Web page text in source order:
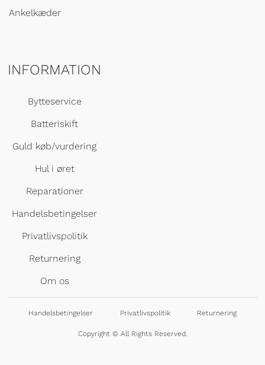
Ankelkæder
INFORMATION
Bytteservice
Batteriskift
Guld køb/vurdering
Hul i øret
Reparationer
Handelsbetingelser
Privatlivspolitik
Returnering
Om os
Copyright © All Rights Reserved.
Handelsbetingelser Privatlivspolitik Returnering